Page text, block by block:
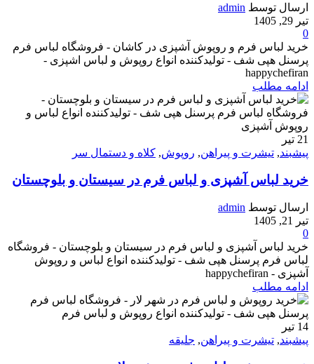
ارسال توسط admin
تیر 29, 1405
0
خرید لباس فرم و روپوش آشپزی در کاشان - فروشگاه لباس فرم
پرسنل هپی شف - تولیدکننده انواع روپوش و لباس اشپزی -
happychefiran
ادامه مطلب
21 تیر
پیشبند, تیشرت و پیراهن, روپوش, کلاه و دستمال سر
خرید لباس آشپزی و لباس فرم در سیستان و بلوچستان
ارسال توسط admin
تیر 21, 1405
0
خرید لباس آشپزی و لباس فرم در سیستان و بلوچستان - فروشگاه
لباس فرم پرسنل هپی شف - تولیدکننده انواع لباس و روپوش
آشپزی - happychefiran
ادامه مطلب
14 تیر
پیشبند, تیشرت و پیراهن, جلیقه